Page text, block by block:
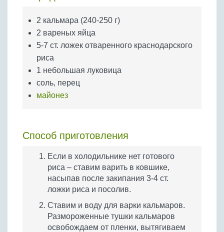
Яйца
Крупы
2 кальмара (240-250 г)
2 вареных яйца
5-7 ст. ложек отваренного краснодарского
риса
1 небольшая луковица
соль, перец
майонез
Способ приготовления
Если в холодильнике нет готового
риса – ставим варить в ковшике,
насыпав после закипания 3-4 ст.
ложки риса и посолив.
Ставим и воду для варки кальмаров.
Размороженные тушки кальмаров
освобождаем от пленки, вытягиваем